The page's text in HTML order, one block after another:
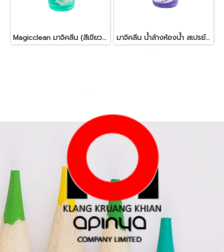
Magicclean มาจิคลีน (สีเขียว)น้ำยาทำความสะอาด มาจิคลีน น้ำล้างห้องน้ำ สเปรย์ เฟรช บูเก้ 500มล